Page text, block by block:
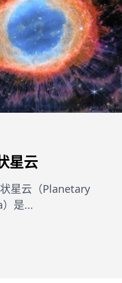
星云
星云（Planetary
是...